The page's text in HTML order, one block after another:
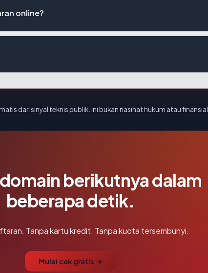
online?
dari sinyal teknis publik. Ini bukan nasihat hukum atau finansial.
berikutnya dalam
beberapa detik.
Tanpa kartu kredit. Tanpa kuota tersembunyi.
Mulai cek gratis →